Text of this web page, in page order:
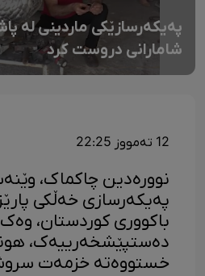
پەیکەرسازێکی ماردینی لە
شامارانی دروست کرد
12 تەمووز 22:25
نوورەدین چاکماک،
پەیکەرسازی خەڵکی
باکووری کوردستان، وەک
دەستپێشخەرییەک،
خستووەتە خزمەت